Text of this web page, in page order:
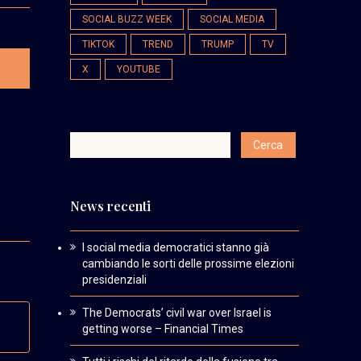
SOCIAL BUZZ WEEK SOCIAL MEDIA
TIKTOK TREND TRUMP TV
X YOUTUBE
News recenti
I social media democratici stanno già
cambiando le sorti delle prossime elezioni
presidenziali
The Democrats’ civil war over Israel is
getting worse – Financial Times